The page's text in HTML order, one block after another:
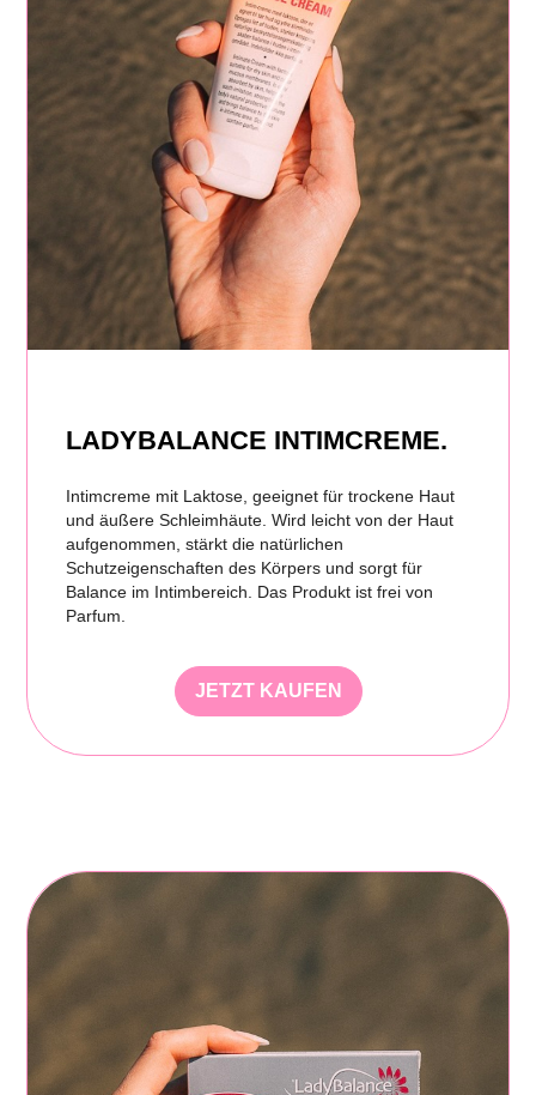
LADYBALANCE INTIMCREME.
Intimcreme mit Laktose, geeignet für trockene Haut
und äußere Schleimhäute. Wird leicht von der Haut
aufgenommen, stärkt die natürlichen
Schutzeigenschaften des Körpers und sorgt für
Balance im Intimbereich. Das Produkt ist frei von
Parfum.
JETZT KAUFEN